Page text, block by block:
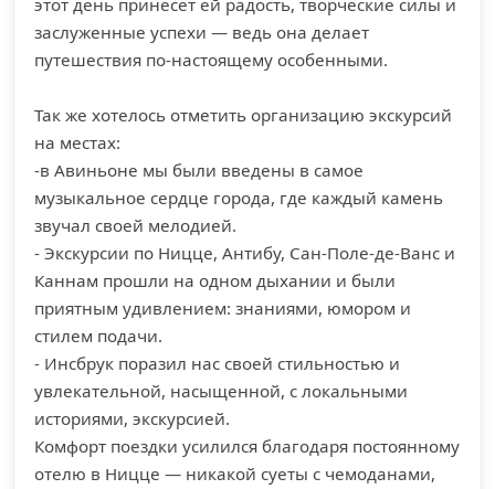
этот день принесёт ей радость, творческие силы и
заслуженные успехи — ведь она делает
путешествия по-настоящему особенными.
Так же хотелось отметить организацию экскурсий
на местах:
-в Авиньоне мы были введены в самое
музыкальное сердце города, где каждый камень
звучал своей мелодией.
- Экскурсии по Ницце, Антибу, Сан-Поле-де-Ванс и
Каннам прошли на одном дыхании и были
приятным удивлением: знаниями, юмором и
стилем подачи.
- Инсбрук поразил нас своей стильностью и
увлекательной, насыщенной, с локальными
историями, экскурсией.
Комфорт поездки усилился благодаря постоянному
отелю в Ницце — никакой суеты с чемоданами,